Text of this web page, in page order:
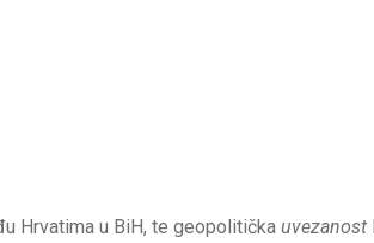
Hrvatima u BiH, te geopolitička uvezanost